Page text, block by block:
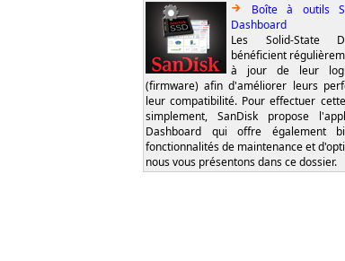
Boîte à outils
Dashboard
Les Solid-State
bénéficient
à jour de leur
(firmware) afin d'améliorer leurs
leur compatibilité. Pour effectuer
simplement, SanDisk propose
Dashboard qui offre également
fonctionnalités de maintenance et
nous vous présentons dans ce dossier.